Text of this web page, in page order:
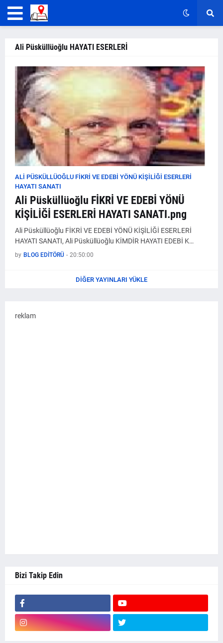
Ali Püsküllüoğlu HAYATI ESERLERİ
ALI PÜSKÜLLÜOĞLU FİKRİ VE EDEBİ YÖNÜ KİŞİLİĞİ ESERLERİ
HAYATI SANATI
Ali Püsküllüoğlu FİKRİ VE EDEBİ YÖNÜ
KİŞİLİĞİ ESERLERİ HAYATI SANATI.png
Ali Püsküllüoğlu FİKRİ VE EDEBİ YÖNÜ KİŞİLİĞİ ESERLERİ
HAYATI SANATI, Ali Püsküllüoğlu KİMDİR HAYATI EDEBİ K…
by BLOG EDİTÖRÜ - 20:50:00
DIĞER YAYINLARI YÜKLE
reklam
Bizi Takip Edin